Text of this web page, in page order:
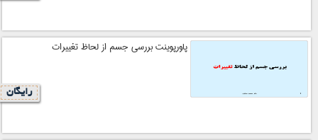
پاورپوینت بررسي جسم از لحاظ تغييرات
رایگان